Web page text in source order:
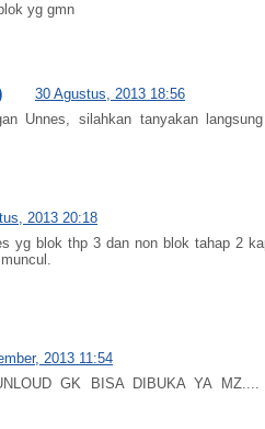
yg gmn
30 Agustus, 2013 18:56
Unnes, silahkan tanyakan
2013 20:18
yg blok thp 3 dan non blok tahap 2
2013 11:54
GK BISA DIBUKA YA MZ....